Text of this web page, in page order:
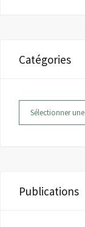
Catégories
Catégories
Publications